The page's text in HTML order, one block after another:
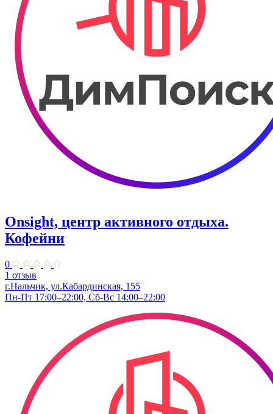
Onsight, центр активного отдыха.
Кофейни
0
1 отзыв
г.Нальчик, ул.Кабардинская, 155
Пн-Пт 17:00–22:00, Сб-Вс 14:00–22:00